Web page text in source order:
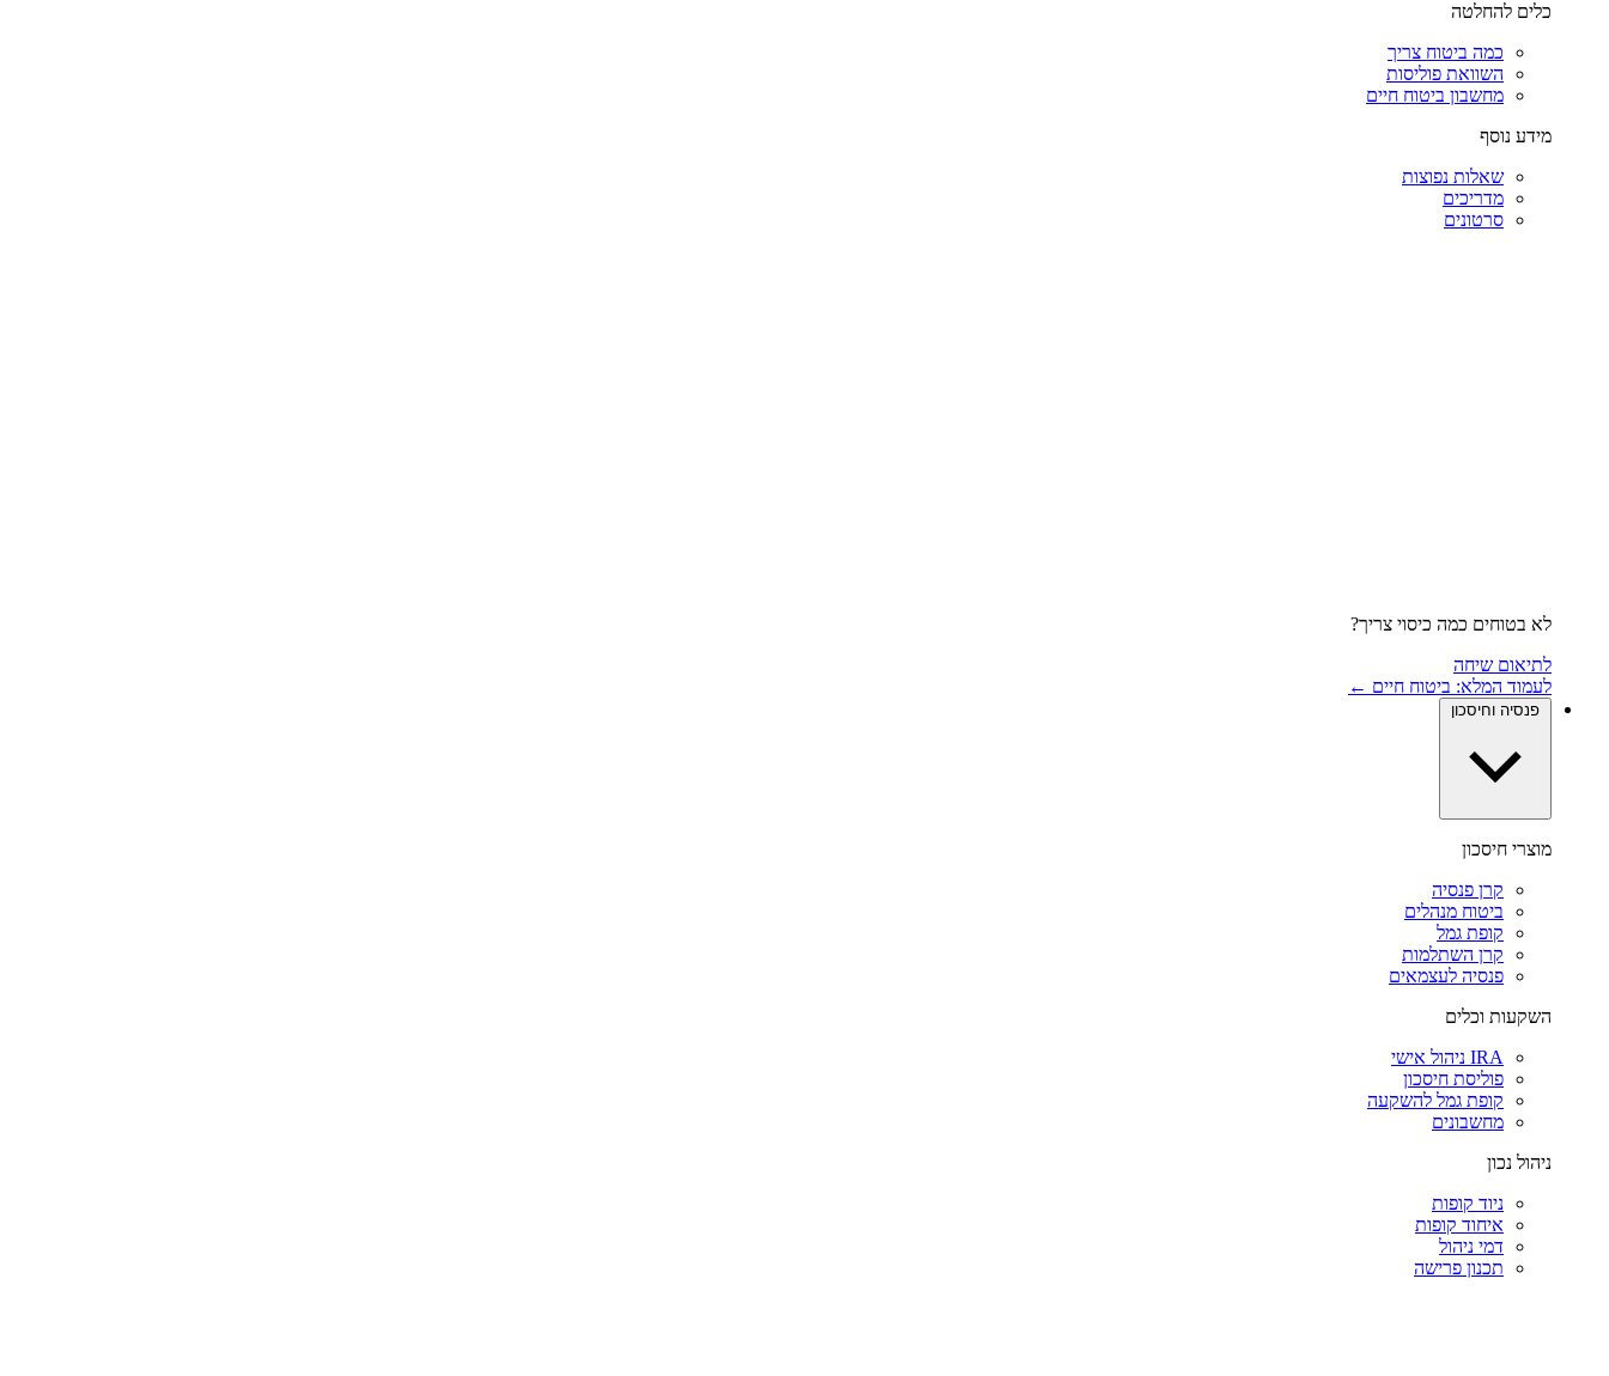
כלים להחלטה
כמה ביטוח צריך
השוואת פוליסות
מחשבון ביטוח חיים
מידע נוסף
שאלות נפוצות
מדריכים
סרטונים
לא בטוחים כמה כיסוי צריך?
לתיאום שיחה
לעמוד המלא: ביטוח חיים ←
פנסיה וחיסכון
מוצרי חיסכון
קרן פנסיה
ביטוח מנהלים
קופת גמל
קרן השתלמות
פנסיה לעצמאים
השקעות וכלים
IRA ניהול אישי
פוליסת חיסכון
קופת גמל להשקעה
מחשבונים
ניהול נכון
ניוד קופות
איחוד קופות
דמי ניהול
תכנון פרישה